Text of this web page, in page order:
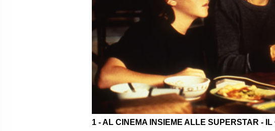
1 - AL CINEMA INSIEME ALLE SUPERSTAR - IL